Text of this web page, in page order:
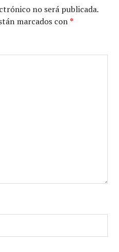
no será publicada.
marcados con*